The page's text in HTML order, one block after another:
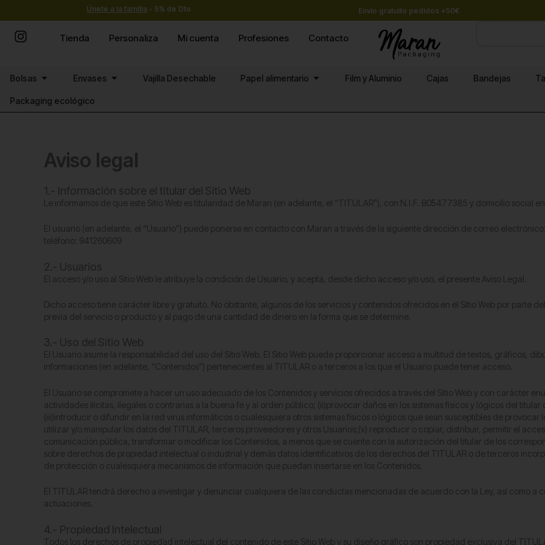
contenido
Únete a la familia- 5% de Dto Envío gratuito pedidos +50€
Tienda Personaliza Mi cuenta Profesiones Contacto
Bolsas Abrir Bolsas
Envases Abrir EnvasesVajilla Desechable Papel alimentario Abrir Papel alimentario
Film y Aluminio Cajas Bandejas
Packaging ecológico
Aviso legal
1.- Información sobre el titular del Sitio Web
Le informamos de que este Sitio Web es titularidad de Maran (en adelante, el “TITULAR”), con N.I.F. B05477385 y domicilio social
El usuario (en adelante, el “Usuario”) puede ponerse en contacto con Maran a través de la siguiente dirección de correo
teléfono: 941260609
2.- Usuarios
El acceso y/o uso al Sitio Web le atribuye la condición de Usuario, y acepta, desde dicho acceso y/o uso, el presente Aviso Legal.
Dicho acceso tiene carácter libre y gratuito. No obstante, algunos de los servicios y contenidos ofrecidos en el Sitio Web por parte
previa del servicio o producto y al pago de una cantidad de dinero en la forma que se determine.
3.- Uso del Sitio Web
El Usuario asume la responsabilidad del uso del Sitio Web. El Sitio Web puede proporcionar acceso a multitud de textos, gráficos,
informaciones (en adelante, “Contenidos”) pertenecientes al TITULAR o a terceros a los que el Usuario puede tener acceso.
El Usuario se compromete a hacer un uso adecuado de los Contenidos y servicios ofrecidos a través del Sitio Web y con carácter
actividades ilícitas, ilegales o contrarias a la buena fe y al orden público; (ii)provocar daños en los sistemas físicos y lógicos del
(iii)introducir o difundir en la red virus informáticos o cualesquiera otros sistemas físicos o lógicos que sean susceptibles de
utilizar y/o manipular los datos del TITULAR, terceros proveedores y otros Usuarios;(v) reproducir o copiar, distribuir, permitir el
comunicación pública, transformar o modificar los Contenidos, a menos que se cuente con la autorización del titular de los
sobre derechos de propiedad intelectual o industrial y demás datos identificativos de los derechos del TITULAR o de terceros
de protección o cualesquiera mecanismos de información que puedan insertarse en los Contenidos.
El TITULAR tendrá derecho a investigar y denunciar cualquiera de las conductas mencionadas de acuerdo con la Ley, así como a
actuaciones.
4.- Propiedad Intelectual
Todos los derechos de propiedad intelectual del contenido de este Sitio Web y su diseño gráfico son propiedad exclusiva del